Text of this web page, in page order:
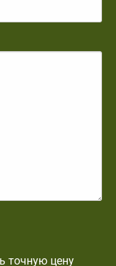
точную цену